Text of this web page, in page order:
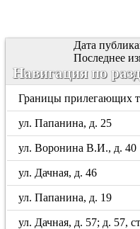
Дата
Последнее
Навигация по
Границы прилегающих
ул. Папанина, д. 25
ул. Воронина В.И., д. 40
ул. Дачная, д. 46
ул. Папанина, д. 19
ул. Дачная, д. 57; д. 57,